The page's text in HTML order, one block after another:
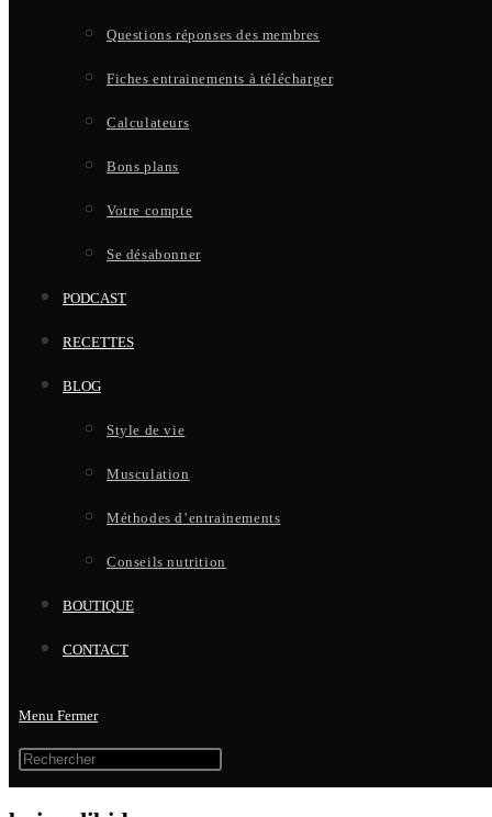
Questions réponses des membres
Fiches entrainements à télécharger
Calculateurs
Bons plans
Votre compte
Se désabonner
PODCAST
RECETTES
BLOG
Style de vie
Musculation
Méthodes d’entrainements
Conseils nutrition
BOUTIQUE
CONTACT
Menu Fermer